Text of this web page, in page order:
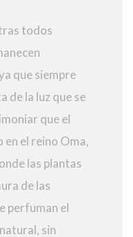
todos
que siempre
de la luz que se
que el
en el reino Oma,
las plantas
de las
perfuman el
sin